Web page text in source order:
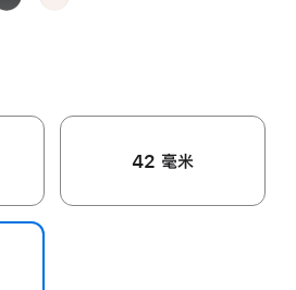
42 毫米